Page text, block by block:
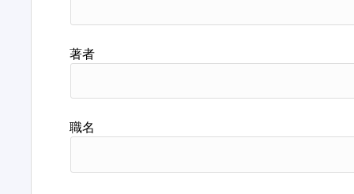
著者
職名